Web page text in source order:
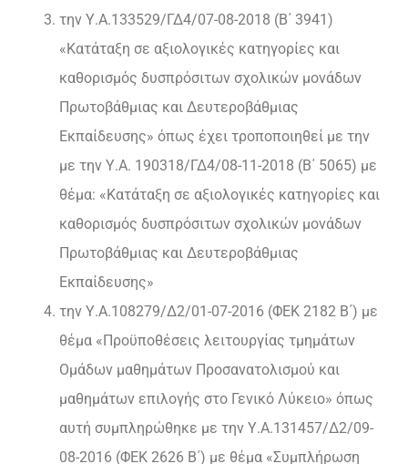
την Υ.Α.133529/ΓΔ4/07-08-2018 (Β΄ 3941)
«Κατάταξη σε αξιολογικές κατηγορίες και
καθορισμός δυσπρόσιτων σχολικών μονάδων
Πρωτοβάθμιας και Δευτεροβάθμιας
Εκπαίδευσης» όπως έχει τροποποιηθεί με την
με την Υ.Α. 190318/ΓΔ4/08-11-2018 (Β΄ 5065) με
θέμα: «Κατάταξη σε αξιολογικές κατηγορίες και
καθορισμός δυσπρόσιτων σχολικών μονάδων
Πρωτοβάθμιας και Δευτεροβάθμιας
Εκπαίδευσης»
την Υ.Α.108279/Δ2/01-07-2016 (ΦΕΚ 2182 Β΄) με
θέμα «Προϋποθέσεις λειτουργίας τμημάτων
Ομάδων μαθημάτων Προσανατολισμού και
μαθημάτων επιλογής στο Γενικό Λύκειο» όπως
αυτή συμπληρώθηκε με την Υ.Α.131457/Δ2/09-
08-2016 (ΦΕΚ 2626 Β΄) με θέμα «Συμπλήρωση